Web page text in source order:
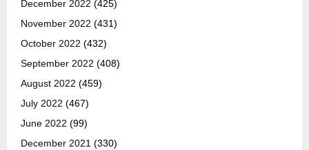
December 2022 (425)
November 2022 (431)
October 2022 (432)
September 2022 (408)
August 2022 (459)
July 2022 (467)
June 2022 (99)
December 2021 (330)